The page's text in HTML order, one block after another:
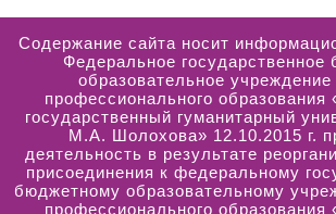
Содержание сайта носит
Федеральное государственное
образовательное
профессионального образования
государственный гуманитарный
М.А. Шолохова» 12.10.2015 г.
деятельность в результате
присоединения к федеральному
бюджетному образовательному
профессионального образования